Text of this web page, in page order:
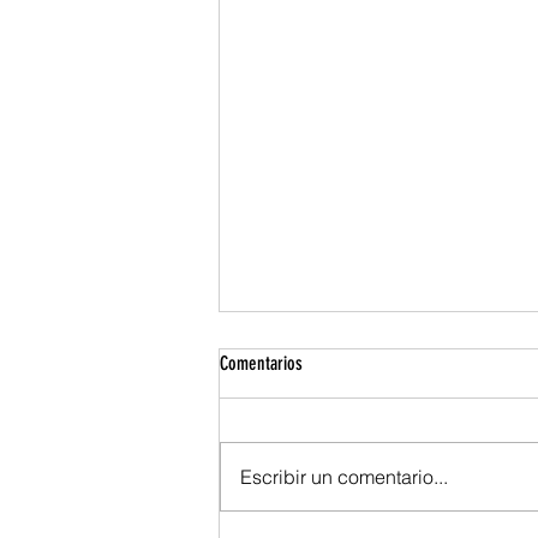
Comentarios
Escribir un comentario...